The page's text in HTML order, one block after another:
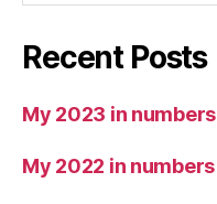
Recent Posts
My 2023 in numbers
My 2022 in numbers